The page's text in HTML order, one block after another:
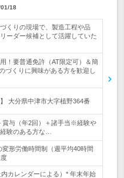
18
くりの現場で、製造工程や品
ーダー候補として活躍していた
！要普通免許（AT限定可）＆簡
づくりに興味がある方を歓迎し
大分県中津市大字植野364番
賞与（年2回）＋諸手当※経験や
験のある方な…
形労働時間制（週平均40時間
カレンダーによる）* 年末年始